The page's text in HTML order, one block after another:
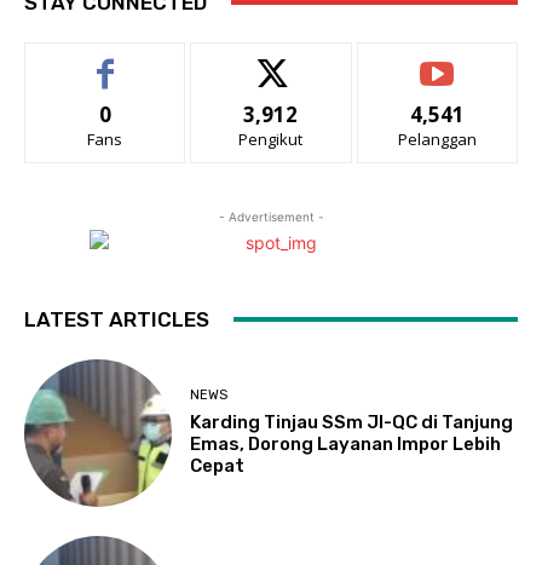
0
Fans
3,912
Pengikut
4,541
Pelanggan
- Advertisement -
LATEST ARTICLES
NEWS
Karding Tinjau SSm JI-QC di Tanjung
Emas, Dorong Layanan Impor Lebih
Cepat